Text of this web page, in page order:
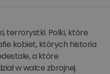
terrorystki. Polki, które
kobiet, których historia
a które
w walce zbrojnej.